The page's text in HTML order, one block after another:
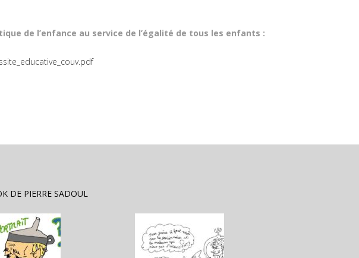
de l’enfance au service de l’égalité de tous les enfants :
DE PIERRE SADOUL